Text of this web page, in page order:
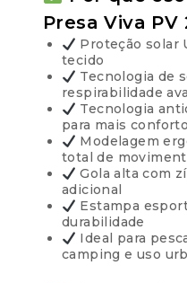
Presa Viva PV
Proteção solar
tecido
Tecnologia de
respirabilidade
Tecnologia
para mais conforto
Modelagem
total de
Gola alta com
adicional
Estampa
durabilidade
Ideal para
camping e uso